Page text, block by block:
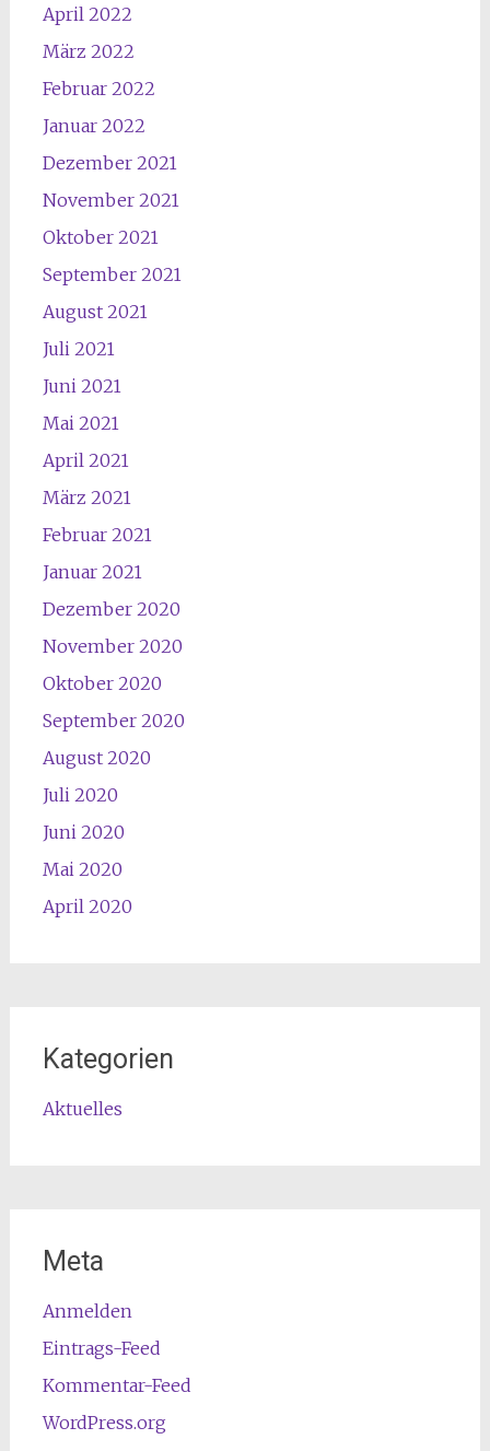
April 2022
März 2022
Februar 2022
Januar 2022
Dezember 2021
November 2021
Oktober 2021
September 2021
August 2021
Juli 2021
Juni 2021
Mai 2021
April 2021
März 2021
Februar 2021
Januar 2021
Dezember 2020
November 2020
Oktober 2020
September 2020
August 2020
Juli 2020
Juni 2020
Mai 2020
April 2020
Kategorien
Aktuelles
Meta
Anmelden
Eintrags-Feed
Kommentar-Feed
WordPress.org